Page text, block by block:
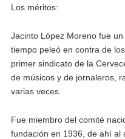
Los méritos:
Jacinto López Moreno fue
tiempo peleó en contra de
primer sindicato de la
de músicos y de jornaleros,
varias veces.
Fue miembro del comité
fundación en 1936, de ahí al